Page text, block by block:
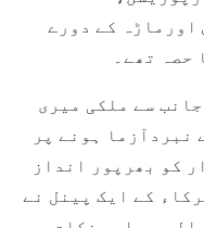
کے دورے
تھے۔
سے ملکی میری
نبردآزما ہونے پر
کو بھرپور انداز
کے ایک پینل نے